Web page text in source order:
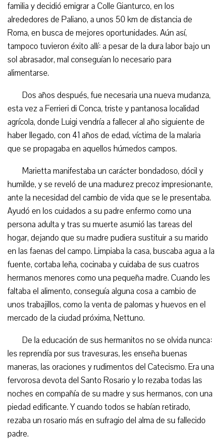
familia y decidió emigrar a Colle Gianturco, en los
alrededores de Paliano, a unos 50 km de distancia de
Roma, en busca de mejores oportunidades. Aún así,
tampoco tuvieron éxito allí: a pesar de la dura labor bajo un
sol abrasador, mal conseguían lo necesario para
alimentarse.
Dos años después, fue necesaria una nueva mudanza,
esta vez a Ferrieri di Conca, triste y pantanosa localidad
agrícola, donde Luigi vendría a fallecer al año siguiente de
haber llegado, con 41 años de edad, víctima de la malaria
que se propagaba en aquellos húmedos campos.
Marietta manifestaba un carácter bondadoso, dócil y
humilde, y se reveló de una madurez precoz impresionante,
ante la necesidad del cambio de vida que se le presentaba.
Ayudó en los cuidados a su padre enfermo como una
persona adulta y tras su muerte asumió las tareas del
hogar, dejando que su madre pudiera sustituir a su marido
en las faenas del campo. Limpiaba la casa, buscaba agua a la
fuente, cortaba leña, cocinaba y cuidaba de sus cuatros
hermanos menores como una pequeña madre. Cuando les
faltaba el alimento, conseguía alguna cosa a cambio de
unos trabajillos, como la venta de palomas y huevos en el
mercado de la ciudad próxima, Nettuno.
De la educación de sus hermanitos no se olvida nunca:
les reprendía por sus travesuras, les enseña buenas
maneras, las oraciones y rudimentos del Catecismo. Era una
fervorosa devota del Santo Rosario y lo rezaba todas las
noches en compañía de su madre y sus hermanos, con una
piedad edificante. Y cuando todos se habían retirado,
rezaba un rosario más en sufragio del alma de su fallecido
padre.